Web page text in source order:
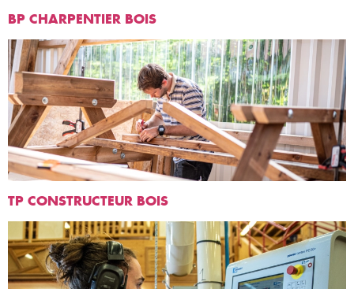
BP CHARPENTIER BOIS
TP CONSTRUCTEUR BOIS